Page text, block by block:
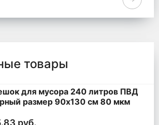
товары
для мусора 240 литров ПВД
размер 90x130 см 80 мкм
руб.